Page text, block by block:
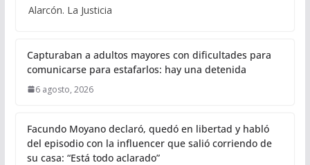
Alarcón. La Justicia
Capturaban a adultos mayores con dificultades para
comunicarse para estafarlos: hay una detenida
6 agosto, 2026
Facundo Moyano declaró, quedó en libertad y habló
del episodio con la influencer que salió corriendo de
su casa: “Está todo aclarado”